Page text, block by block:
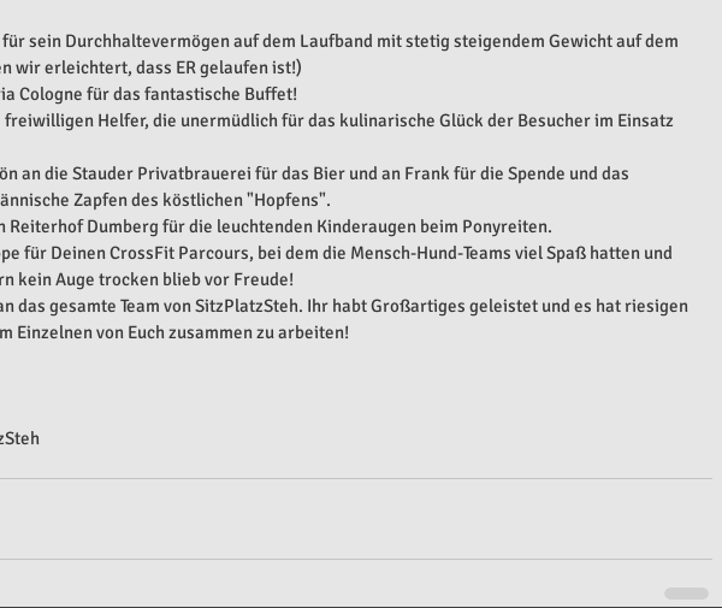
sein Durchhaltevermögen auf dem Laufband mit stetig steigendem Gewicht auf dem
wir erleichtert, dass ER gelaufen ist!)
Cologne für das fantastische Buffet!
Helfer, die unermüdlich für das kulinarische Glück der Besucher im Einsatz
an die Stauder Privatbrauerei für das Bier und an Frank für die Spende und das
Zapfen des köstlichen "Hopfens".
Reiterhof Dumberg für die leuchtenden Kinderaugen beim Ponyreiten.
für Deinen CrossFit Parcours, bei dem die Mensch-Hund-Teams viel Spaß hatten und
kein Auge trocken blieb vor Freude!
das gesamte Team von SitzPlatzSteh. Ihr habt Großartiges geleistet und es hat riesigen
Einzelnen von Euch zusammen zu arbeiten!